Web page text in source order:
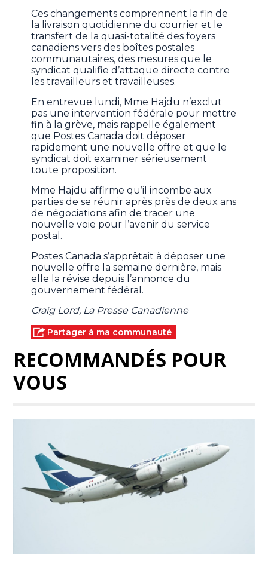
Ces changements comprennent la fin de
la livraison quotidienne du courrier et le
transfert de la quasi-totalité des foyers
canadiens vers des boîtes postales
communautaires, des mesures que le
syndicat qualifie d’attaque directe contre
les travailleurs et travailleuses.
En entrevue lundi, Mme Hajdu n’exclut
pas une intervention fédérale pour mettre
fin à la grève, mais rappelle également
que Postes Canada doit déposer
rapidement une nouvelle offre et que le
syndicat doit examiner sérieusement
toute proposition.
Mme Hajdu affirme qu’il incombe aux
parties de se réunir après près de deux ans
de négociations afin de tracer une
nouvelle voie pour l’avenir du service
postal.
Postes Canada s’apprêtait à déposer une
nouvelle offre la semaine dernière, mais
elle la révise depuis l’annonce du
gouvernement fédéral.
Craig Lord, La Presse Canadienne
Partager à ma communauté
RECOMMANDÉS POUR
VOUS